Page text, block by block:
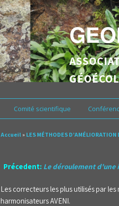
Comité scientifique
Accueil » LES MÉTHODES D’AMÉLIORATION
Précedent: Le déroulement
Les correcteurs les plus utilisés par
harmonisateurs AVENI.